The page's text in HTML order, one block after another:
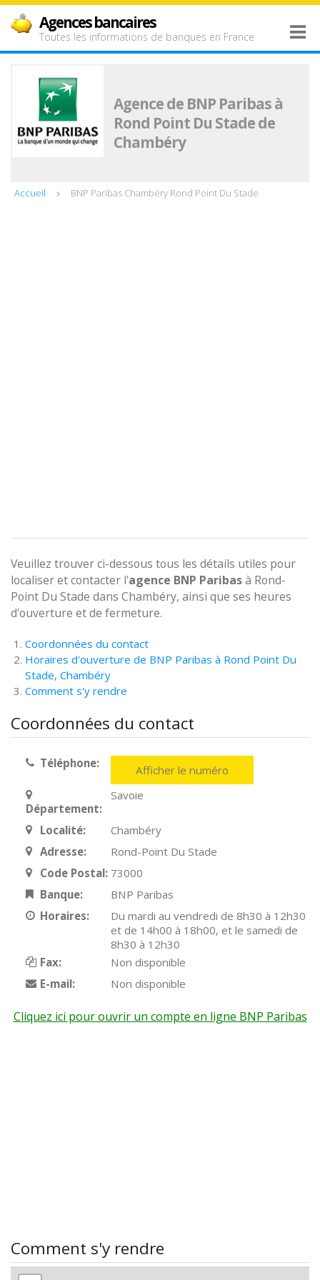
Agences bancaires
Toutes les informations de banques en France
Agence de BNP Paribas à
Rond Point Du Stade de
Chambéry
Accueil BNP Paribas Chambéry Rond Point Du Stade
Veuillez trouver ci-dessous tous les détails utiles pour
localiser et contacter l'agence BNP Paribasà Rond-
Point Du Stade dans Chambéry, ainsi que ses heures
d'ouverture et de fermeture.
Coordonnées du contact
Horaires d'ouverture de BNP Paribas à Rond Point Du
Stade, Chambéry
Comment s'y rendre
Coordonnées du contact
Téléphone: Afficher le numéro
Département:
Savoie
Localité:
Chambéry
Adresse:
Rond-Point Du Stade
Code Postal: 73000
Banque:
BNP Paribas
Horaires:
Du mardi au vendredi de 8h30 à 12h30
et de 14h00 à 18h00, et le samedi de
8h30 à 12h30
Fax:
Non disponible
E-mail:
Non disponible
Cliquez ici pour ouvrir un compte en ligne BNP Paribas
Comment s'y rendre